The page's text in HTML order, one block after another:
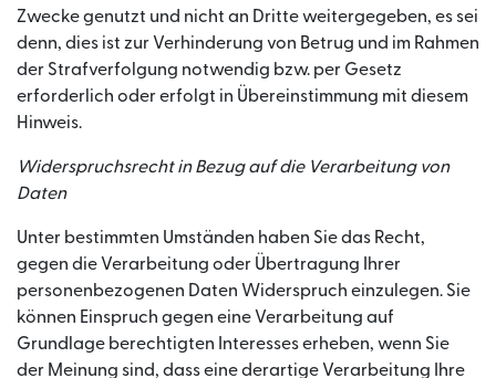
Zwecke genutzt und nicht an Dritte weitergegeben, es sei
denn, dies ist zur Verhinderung von Betrug und im Rahmen
der Strafverfolgung notwendig bzw. per Gesetz
erforderlich oder erfolgt in Übereinstimmung mit diesem
Hinweis.
Widerspruchsrecht in Bezug auf die Verarbeitung von
Daten
Unter bestimmten Umständen haben Sie das Recht,
gegen die Verarbeitung oder Übertragung Ihrer
personenbezogenen Daten Widerspruch einzulegen. Sie
können Einspruch gegen eine Verarbeitung auf
Grundlage berechtigten Interesses erheben, wenn Sie
der Meinung sind, dass eine derartige Verarbeitung Ihre